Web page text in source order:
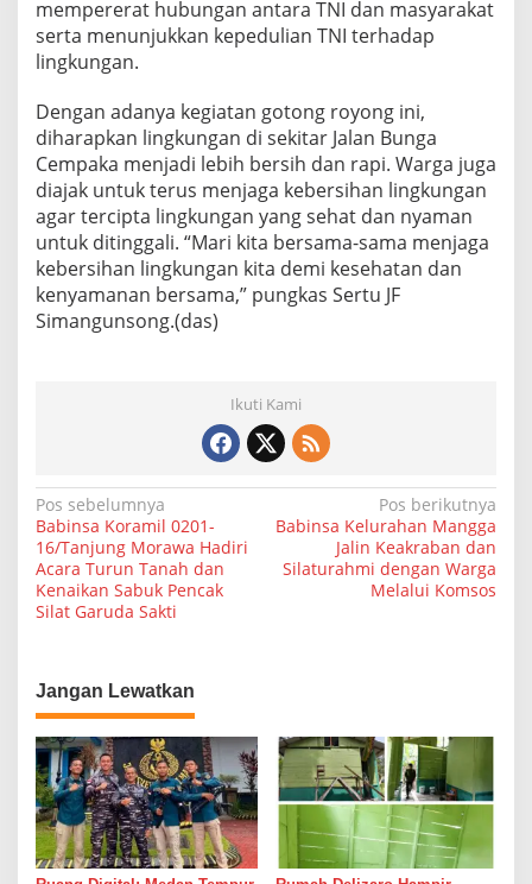
mempererat hubungan antara TNI dan masyarakat
serta menunjukkan kepedulian TNI terhadap
lingkungan.
Dengan adanya kegiatan gotong royong ini,
diharapkan lingkungan di sekitar Jalan Bunga
Cempaka menjadi lebih bersih dan rapi. Warga juga
diajak untuk terus menjaga kebersihan lingkungan
agar tercipta lingkungan yang sehat dan nyaman
untuk ditinggali. “Mari kita bersama-sama menjaga
kebersihan lingkungan kita demi kesehatan dan
kenyamanan bersama,” pungkas Sertu JF
Simangunsong.(das)
Ikuti Kami
N
a
v
i
a
s
i
p
o
s
Pos sebelumnya
Babinsa Koramil 0201-
16/Tanjung Morawa Hadiri
Acara Turun Tanah dan
Kenaikan Sabuk Pencak
Silat Garuda Sakti
Pos berikutnya
Babinsa Kelurahan Mangga
Jalin Keakraban dan
Silaturahmi dengan Warga
Melalui Komsos
Jangan Lewatkan